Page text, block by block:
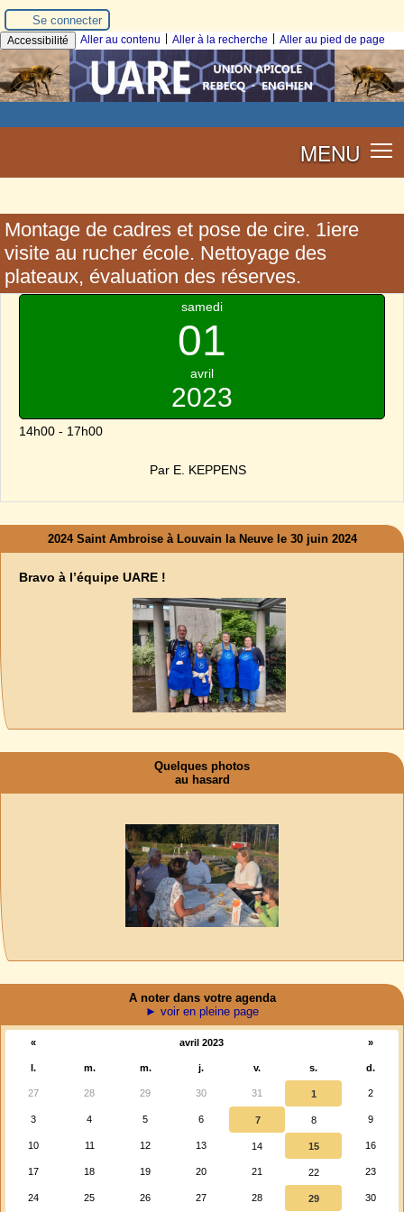
Se connecter
Accessibilité Aller au contenu Aller à la recherche Aller au pied de page
MENU
Montage de cadres et pose de cire. 1iere
visite au rucher école. Nettoyage des
plateaux, évaluation des réserves.
samedi
01
avril
2023
14h00 - 17h00
Par E. KEPPENS
2024 Saint Ambroise à Louvain la Neuve le 30 juin 2024
Bravo à l’équipe UARE !
Quelques photos
au hasard
A noter dans votre agenda
► voir en pleine page
« avril 2023 »
l. m. m. j. v. s. d.
27 28 29 30 31 1 2
3 4 5 6 7 8 9
10 11 12 13 14 15 16
17 18 19 20 21 22 23
24 25 26 27 28 29 30